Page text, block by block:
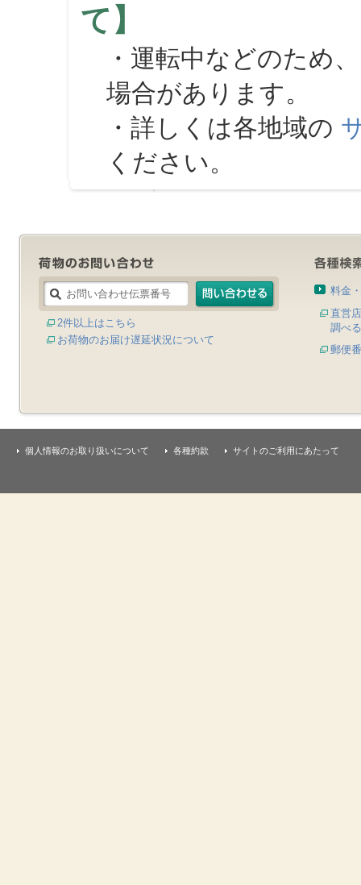
て】
・運転中などのため
場合があります。
・詳しくは各地域の
ください。
2件以上はこちら
お荷物のお届け遅延状況について
料金
直営
調べる
郵便
個人情報のお取り扱いについて 各種約款 サイトのご利用にあたって